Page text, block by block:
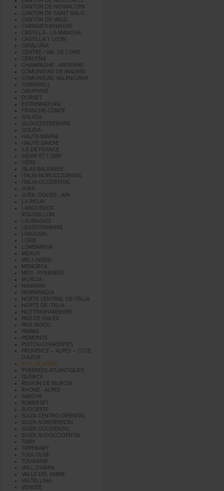
CANTON DE NIDWALDEN
CANTÓN DE SAINT GALO
CANTÓN DE VAUD
CARMARTHENSHIRE
CASTILLA - LA MANCHA
CASTILLA Y LEÓN
CATALUÑA
CENTRE / VAL DE LOIRE
CERDEÑA
CHAMPAGNE - ARDENNE
COMUNIDAD DE MADRID
COMUNIDAD VALENCIANA
CORNWELL
DAUPHINÉ
DORSET
EXTREMADURA
FRANCHE-COMTÉ
GALICIA
GLOUCESTERSHIRE
GOUDA
HAUTE-MARNE
HAUTE-SAVOIE
ILE DE FRANCE
INDRE ET LOIRE
ISÈRE
ISLAS BALEARES
ITALIA NOROCCIDENTAL
ITALIA OCCIDENTAL
JURA
JURA, DOUBS , AIN
LA RIOJA
LANGUEDOC -
ROUSSILLON
LAURAGAIS
LEICESTERSHIRE
LIMOUSIN
LOIRE
LOMBARDÍA
MEAUX
MELLINGEN
MENORCA
MIDI - PYRENÉES
MURCIA
NAVARRA
NORMANDIA
NORTE CENTRAL DE ITALIA
NORTE DE ITALIA
NOTTINGHAMSHIRE
PAÍS DE GALES
PAÍS VASCO
PARMA
PIEMONTE
POITOU-CHARENTES
PROVENCE – ALPES – COTE
D’AZUR
PUY DE DÔME
PYRÉNÉES-ATLANTIQUES
QUERCY
REGIÓN DE MURCIA
RHONE - ALPES
SABOYA
SOMERSET
SUDOESTE
SUIZA CENTRO ORIENTAL
SUIZA NORORIENTAL
SUIZA OCCIDENTAL
SUIZA SUDOCCIDENTAL
TARN
TIPPERARY
TOULOUSE
TOURAINE
VALL D'ARAN
VALLE DEL EMME
VALTELLINA
VENDÉE